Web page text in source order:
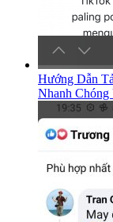
Hướng Dẫn
Nhanh Chóng